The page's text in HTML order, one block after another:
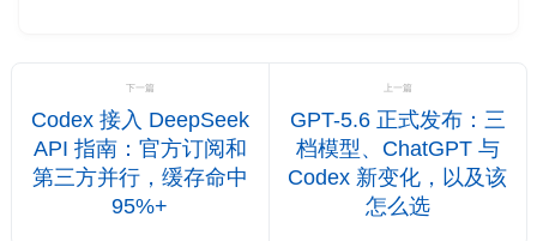
下一篇
Codex 接入 DeepSeek
API 指南：官方订阅和
第三方并行，缓存命中
95%+
上一篇
GPT-5.6 正式发布：三
档模型、ChatGPT 与
Codex 新变化，以及该
怎么选